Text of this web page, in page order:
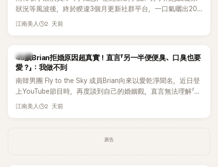
狀況等風波後，終於睽違3個月更新社群平台，一口氣曬出20
張近況照，讓大批粉絲又驚又喜。不過，比起照片本身，更引
江南美人 2 天前
韓星
45歲Brian拒婚原因超真實！直言「另一半便便臭、口臭也要
愛？」：我做不到
南韓男團 Fly to the Sky 成員Brian向來以愛乾淨聞名，近日登
上YouTube節目時，再度談到自己的婚姻觀，直言無法理解「連
另一半的口臭、便便臭都要愛」這種說法，更大方表明自己是不
江南美人 2 天前
廣告